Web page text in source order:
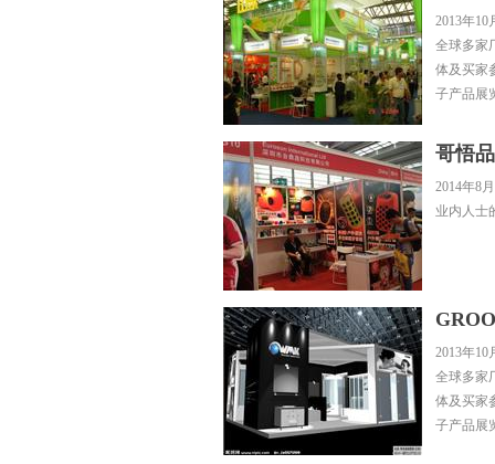
2013年
全球多家
体及买家
子产品展
哥悟
2014年8
业内人士
2013年
全球多家
体及买家
子产品展